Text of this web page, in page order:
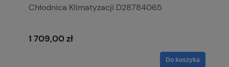
Chłodnica Klimatyzacji D28784065
1 709,00 zł
Do koszyka